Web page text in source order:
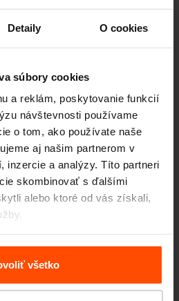
Detaily O cookies
súbory cookies
a reklám, poskytovanie funkcií
návštevnosti používame
o tom, ako používate naše
aj našim partnerom v
inzercie a analýzy. Títo partneri
skombinovať s ďalšími
alebo ktoré od vás získali,
stránkeZásady zpracování
všetko
obľúbenosťou sa
detskej hry.
osvetleného mestského
aj sám názov,
prvok a pouličné
orientáciu v priestore a
Výrobky sú zapojené do
majú zabudované
svetlom, pre rýchlejšiu
mieste, bez použitia